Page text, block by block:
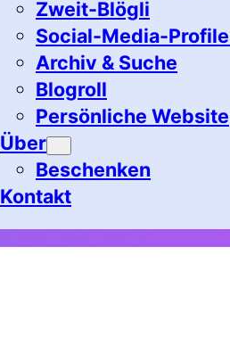
Zweit-Blögli
Social-Media-
Archiv & Suche
Blogroll
Persönliche Website
Über
Beschenken
Kontakt